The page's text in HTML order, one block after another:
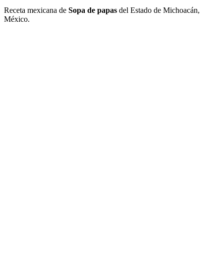
Receta mexicana de Sopa de papas del Estado de Michoacán,
México.